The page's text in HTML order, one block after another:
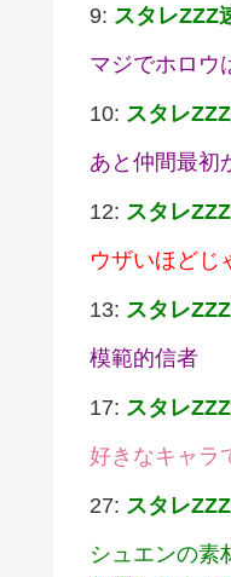
9: スタレZZZ
マジでホロウ
10: スタレ
あと仲間最初
12: スタレ
ウザいほどじ
13: スタレ
模範的信者
17: スタレ
好きなキャラ
27: スタレ
シュエンの素